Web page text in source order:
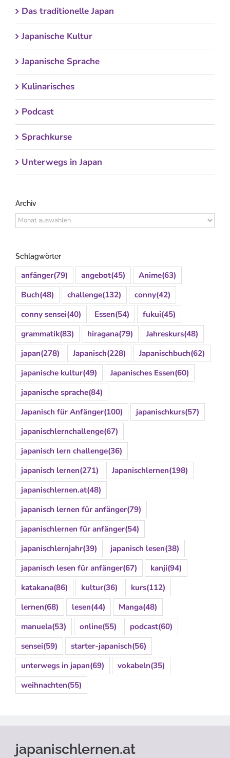
Das traditionelle Japan
Japanische Kultur
Japanische Sprache
Kulinarisches
Podcast
Sprachkurse
Unterwegs in Japan
Archiv
Archiv
Schlagwörter
anfänger(79) angebot(45) Anime(63)
Buch(48) challenge(132) conny(42)
conny sensei(40) Essen(54) fukui(45)
grammatik(83) hiragana(79) Jahreskurs(48)
japan(278) Japanisch(228) Japanischbuch(62)
japanische kultur(49) Japanisches Essen(60)
japanische sprache(84)
Japanisch für Anfänger(100) japanischkurs(57)
japanischlernchallenge(67)
japanisch lern challenge(36)
japanisch lernen(271) Japanischlernen(198)
japanischlernen.at(48)
japanisch lernen für anfänger(79)
japanischlernen für anfänger(54)
japanischlernjahr(39) japanisch lesen(38)
japanisch lesen für anfänger(67) kanji(94)
katakana(86) kultur(36) kurs(112)
lernen(68) lesen(44) Manga(48)
manuela(53) online(55) podcast(60)
sensei(59) starter-japanisch(56)
unterwegs in japan(69) vokabeln(35)
weihnachten(55)
japanischlernen.at